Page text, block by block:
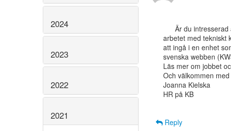
2024
2023
2022
2021
arbetet med tekniskt
att ingå i en enhet
svenska webben
Läs mer om jobbet
Och välkommen
Joanna Kielska
HR på KB
Reply